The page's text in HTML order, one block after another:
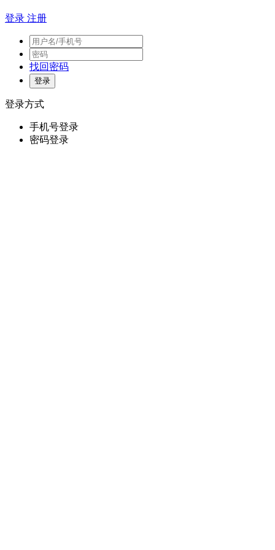
登录 注册
找回密码
登录方式
手机号登录
密码登录